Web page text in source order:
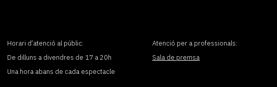
Horari d’atenció al públic:
De dilluns a divendres de 17 a 20h
Una hora abans de cada espectacle
Atenció per a professionals:
Sala de premsa